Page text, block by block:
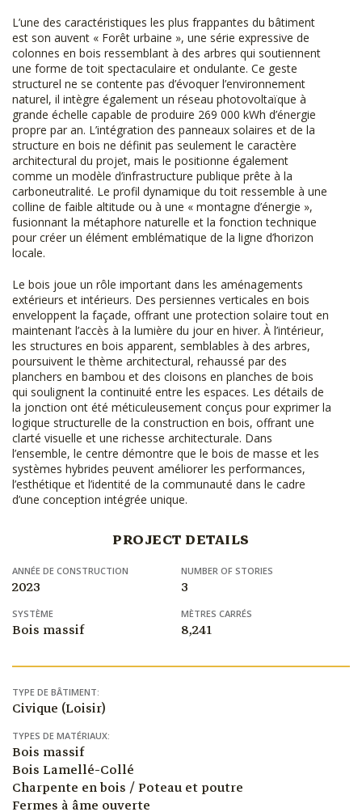
L’une des caractéristiques les plus frappantes du bâtiment
est son auvent « Forêt urbaine », une série expressive de
colonnes en bois ressemblant à des arbres qui soutiennent
une forme de toit spectaculaire et ondulante. Ce geste
structurel ne se contente pas d’évoquer l’environnement
naturel, il intègre également un réseau photovoltaïque à
grande échelle capable de produire 269 000 kWh d’énergie
propre par an. L’intégration des panneaux solaires et de la
structure en bois ne définit pas seulement le caractère
architectural du projet, mais le positionne également
comme un modèle d’infrastructure publique prête à la
carboneutralité. Le profil dynamique du toit ressemble à une
colline de faible altitude ou à une « montagne d’énergie »,
fusionnant la métaphore naturelle et la fonction technique
pour créer un élément emblématique de la ligne d’horizon
locale.
Le bois joue un rôle important dans les aménagements
extérieurs et intérieurs. Des persiennes verticales en bois
enveloppent la façade, offrant une protection solaire tout en
maintenant l’accès à la lumière du jour en hiver. À l’intérieur,
les structures en bois apparent, semblables à des arbres,
poursuivent le thème architectural, rehaussé par des
planchers en bambou et des cloisons en planches de bois
qui soulignent la continuité entre les espaces. Les détails de
la jonction ont été méticuleusement conçus pour exprimer la
logique structurelle de la construction en bois, offrant une
clarté visuelle et une richesse architecturale. Dans
l’ensemble, le centre démontre que le bois de masse et les
systèmes hybrides peuvent améliorer les performances,
l’esthétique et l’identité de la communauté dans le cadre
d’une conception intégrée unique.
PROJECT DETAILS
ANNÉE DE CONSTRUCTION
2023
NUMBER OF STORIES
3
SYSTÈME
Bois massif
MÈTRES CARRÉS
8,241
TYPE DE BÂTIMENT:
Civique (Loisir)
TYPES DE MATÉRIAUX:
Bois massif
Bois Lamellé-Collé
Charpente en bois / Poteau et poutre
Fermes à âme ouverte